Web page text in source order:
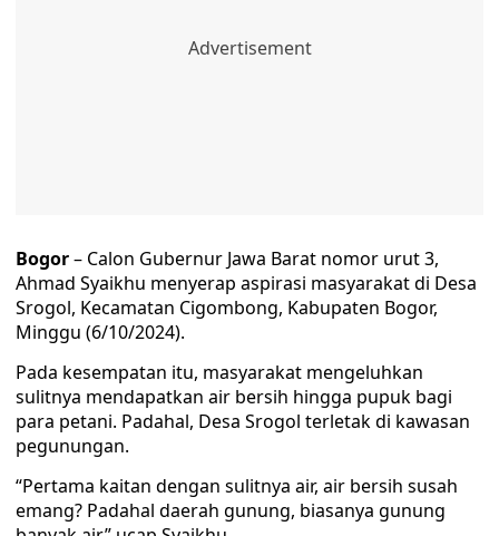
Bogor– Calon Gubernur Jawa Barat nomor urut 3,
Ahmad Syaikhu menyerap aspirasi masyarakat di Desa
Srogol, Kecamatan Cigombong, Kabupaten Bogor,
Minggu (6/10/2024).
Pada kesempatan itu, masyarakat mengeluhkan
sulitnya mendapatkan air bersih hingga pupuk bagi
para petani. Padahal, Desa Srogol terletak di kawasan
pegunungan.
“Pertama kaitan dengan sulitnya air, air bersih susah
emang? Padahal daerah gunung, biasanya gunung